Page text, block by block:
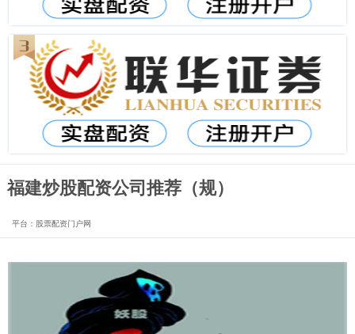
福建炒股配资公司推荐（规）
平台：股票配资门户网